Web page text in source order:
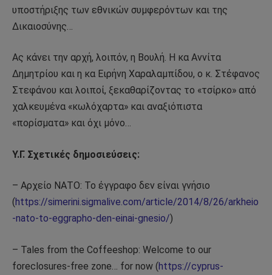
υποστήριξης των εθνικών συμφερόντων και της
Δικαιοσύνης…
Ας κάνει την αρχή, λοιπόν, η Βουλή. Η κα Αννίτα
Δημητρίου και η κα Ειρήνη Χαραλαμπίδου, ο κ. Στέφανος
Στεφάνου και λοιποί, ξεκαθαρίζοντας το «τσίρκο» από
χαλκευμένα «κωλόχαρτα» και αναξιόπιστα
«πορίσματα» και όχι μόνο…
Υ.Γ. Σχετικές δημοσιεύσεις:
– Αρχείο ΝΑΤΟ: Το έγγραφο δεν είναι γνήσιο
(https://simerini.sigmalive.com/article/2014/8/26/arkheio
-nato-to-eggrapho-den-einai-gnesio/)
– Tales from the Coffeeshop: Welcome to our
foreclosures-free zone… for now (https://cyprus-